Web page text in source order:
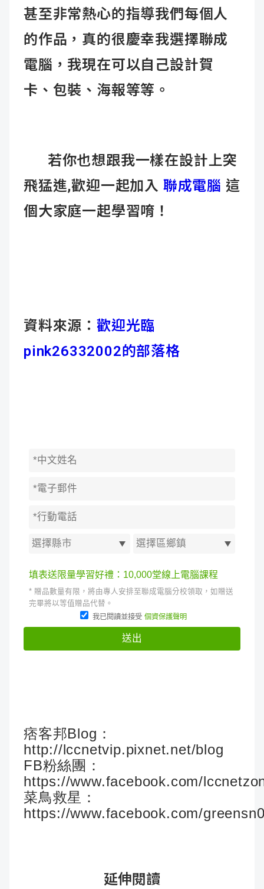
甚至非常熱心的指導我們每個人
的作品，真的很慶幸我選擇聯成
電腦，我現在可以自己設計賀
卡、包裝、海報等等。
若你也想跟我一樣在設計上突
飛猛進,歡迎一起加入 聯成電腦 這
個大家庭一起學習唷！
資料來源： 歡迎光臨
pink26332002的部落格
痞客邦Blog：
http://lccnetvip.pixnet.net/blog
FB粉絲團：
https://www.facebook.com/
菜鳥救星：
https://www.facebook.com/
延伸閱讀